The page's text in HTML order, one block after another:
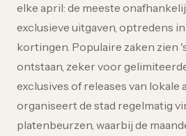
elke april: de meeste
exclusieve uitgaven, optredens
kortingen. Populaire zaken zien
ontstaan, zeker voor
exclusives of releases van lokale
organiseert de stad regelmatig
platenbeurzen, waarbij de